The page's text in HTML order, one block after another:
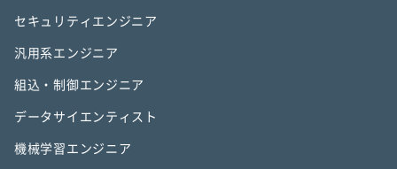
セキュリティエンジニア
汎用系エンジニア
組込・制御エンジニア
データサイエンティスト
機械学習エンジニア